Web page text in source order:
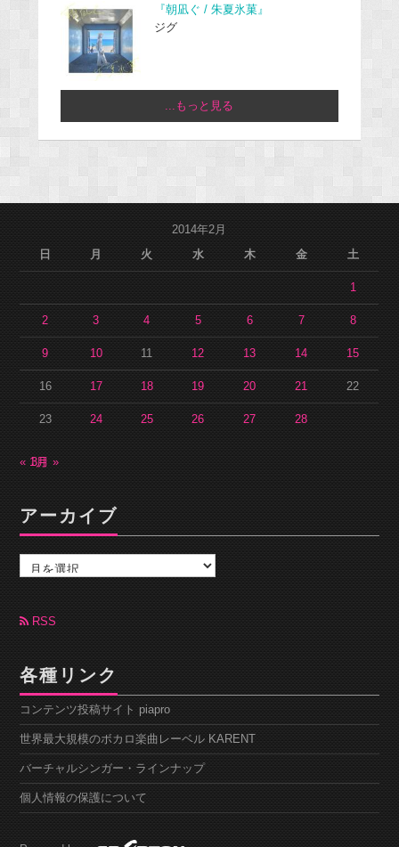
『朝凪ぐ / 朱夏氷菓』
ジグ
...もっと見る
2014年2月
日
月 火 水 木 金 土
1
2 3 4 5 6 7 8
9 10 11 12 13 14 15
16 17 18 19 20 21 22
23 24 25 26 27 28
« 1月3月 »
アーカイブ
カ
ブ RSS
各種リンク
コンテンツ投稿サイト piapro
世界最大規模のボカロ楽曲レーベル KARENT
バーチャルシンガー・ラインナップ
個人情報の保護について